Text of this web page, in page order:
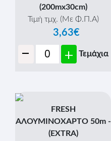
(200mx30cm)
Τιμή τμχ. (Με Φ.Π.Α)
3,63€
- + Τεμάχια
FRESH
ΑΛΟΥΜΙΝΟΧΑΡΤΟ 50m -
(EXTRA)